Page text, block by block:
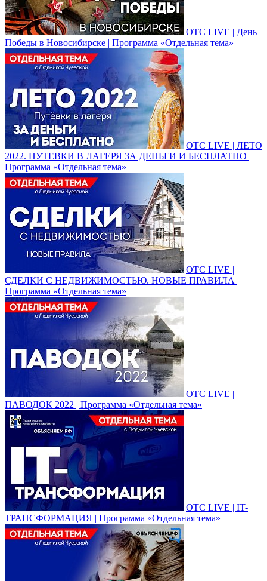
ОТС LIVE | День
Победы в Новосибирске | Программа «Отдельная тема»
ОТС LIVE | ЛЕТО
2022. ПУТЕВКИ В ЛАГЕРЯ ЗА ДЕНЬГИ И БЕСПЛАТНО |
Программа «Отдельная тема»
ОТС LIVE |
СДЕЛКИ С НЕДВИЖИМОСТЬЮ. НОВЫЕ ПРАВИЛА |
Программа «Отдельная тема»
ОТС LIVE |
ПАВОДОК 2022 | Программа «Отдельная тема»
ОТС LIVE | IT-
ТРАНСФОРМАЦИЯ | Программа «Отдельная тема»